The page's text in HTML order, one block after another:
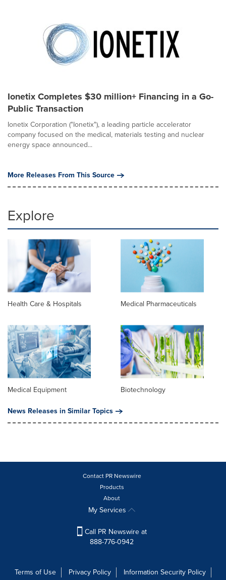
Ionetix Completes $30 million+ Financing in a Go-
Public Transaction
Ionetix Corporation ("Ionetix"), a leading particle accelerator
company focused on the medical, materials testing and nuclear
energy space announced...
More Releases From This Source
Explore
Health Care & Hospitals Medical Pharmaceuticals
Medical Equipment
Biotechnology
News Releases in Similar Topics
Contact PR Newswire
Products
About
My Services
Call PR Newswire at
888-776-0942
Terms of Use Privacy Policy
Information Security Policy